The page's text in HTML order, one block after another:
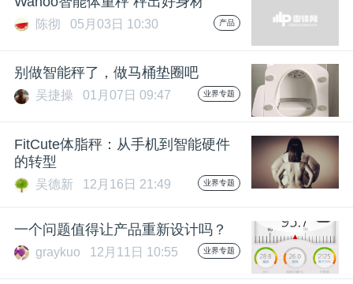
爱
机
陈彻 05月03日 10:30 产品
别做智能秤了，做马桶垫圈吧
吴捷操 01月07日 09:47 业界专题
FitCute体脂秤：从手机到智能硬件
的转型
吴德新 12月16日 21:49 业界专题
一个问题值得让产品重新设计吗？
graykuo 12月11日 10:55 业界专题